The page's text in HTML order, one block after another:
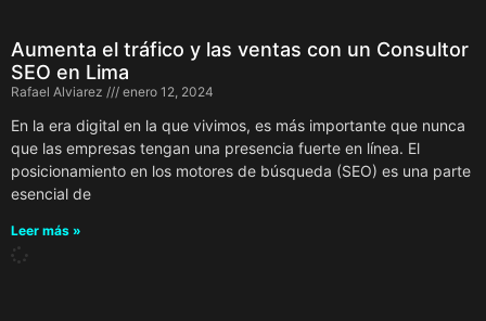
Aumenta el tráfico y las ventas con un Consultor
SEO en Lima
Rafael Alviarez enero 12, 2024
En la era digital en la que vivimos, es más importante que nunca
que las empresas tengan una presencia fuerte en línea. El
posicionamiento en los motores de búsqueda (SEO) es una parte
esencial de
Leer más »